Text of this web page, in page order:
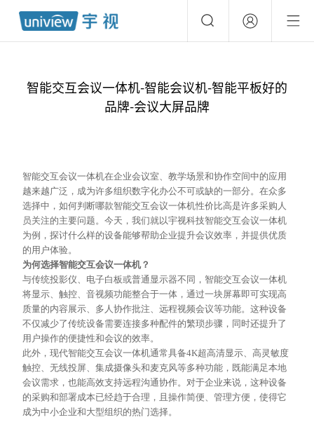
智能交互会议一体机-智能会议机-智能平板好的
品牌-会议大屏品牌
智能交互会议一体机在企业会议室、教学场景和协作空间中的应用
越来越广泛，成为许多组织数字化办公不可或缺的一部分。在众多
选择中，如何判断哪款智能交互会议一体机性价比高是许多采购人
员关注的主要问题。今天，我们就以宇视科技智能交互会议一体机
为例，探讨什么样的设备能够帮助企业提升会议效率，并提供优质
的用户体验。
为何选择智能交互会议一体机？
与传统投影仪、电子白板或普通显示器不同，智能交互会议一体机
将显示、触控、音视频功能整合于一体，通过一块屏幕即可实现高
质量的内容展示、多人协作批注、远程视频会议等功能。这种设备
不仅减少了传统设备需要连接多种配件的繁琐步骤，同时还提升了
用户操作的便捷性和会议的效率。
此外，现代智能交互会议一体机通常具备4K超高清显示、高灵敏度
触控、无线投屏、集成摄像头和麦克风等多种功能，既能满足本地
会议需求，也能高效支持远程沟通协作。对于企业来说，这种设备
的采购和部署成本已经趋于合理，且操作简便、管理方便，使得它
成为中小企业和大型组织的热门选择。